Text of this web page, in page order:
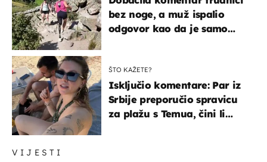
VIJESTI
bez noge, a muž ispalio
odgovor kao da je samo
ŠTO KAŽETE?
Isključio komentare: Par iz
Srbije preporučio spravicu
za plažu s Temua, čini li